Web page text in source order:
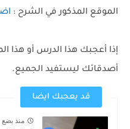
الموقع المذكور في الشرح :
إذا أعجبك هذا الدرس أو هذا
أصدقائك ليستفيد الجميع.
قد يعجبك ايضا
منذ بضع